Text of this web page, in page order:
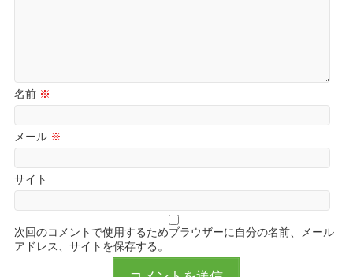
名前 ※
メール ※
サイト
次回のコメントで使用するためブラウザーに自分の名前、メール
アドレス、サイトを保存する。